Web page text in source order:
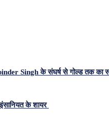
Singh के संघर्ष से गोल्ड तक का
के शायर